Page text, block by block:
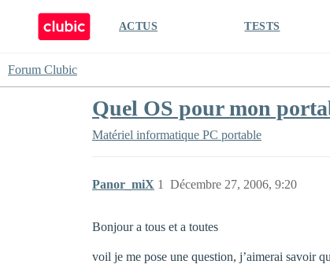
ACTUS TESTS
Forum Clubic
Quel OS pour mon
Matériel informatique PC portable
Panor_miX Décembre 27, 2006, 9:20
1
Bonjour a tous et a toutes
voil je me pose une question, j’aimerai savoir